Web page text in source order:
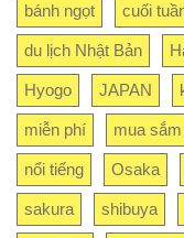
bánh ngọt cuối
du lịch Nhật Bản
Hyogo JAPAN
miễn phí mua sắm
nổi tiếng Osaka
sakura shibuya